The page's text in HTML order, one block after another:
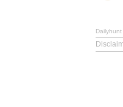
Dailyhunt